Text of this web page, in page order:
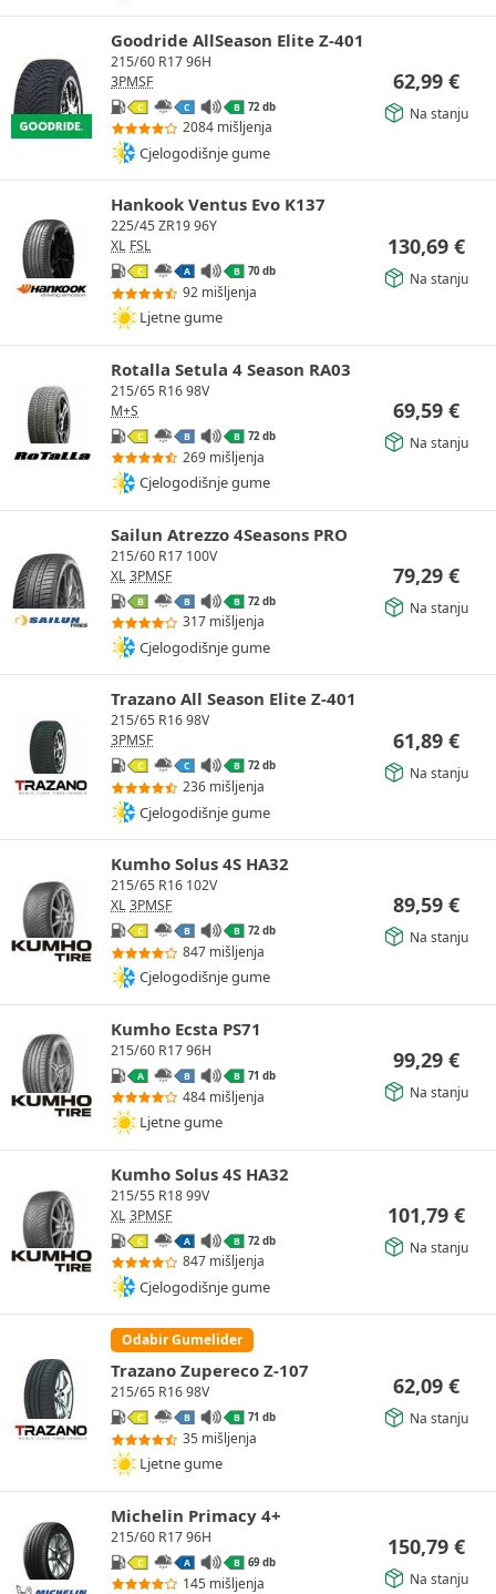
Goodride AllSeason Elite Z-401
215/60 R17 96H
3PMSF
C C B 72 db
2084 mišljenja
Cjelogodišnje gume
62,99 €
Na stanju
Hankook Ventus Evo K137
225/45 ZR19 96Y
XL FSL
C A B 70 db
92 mišljenja
Ljetne gume
130,69 €
Na stanju
Rotalla Setula 4 Season RA03
215/65 R16 98V
M+S
C B B 72 db
269 mišljenja
Cjelogodišnje gume
69,59 €
Na stanju
Sailun Atrezzo 4Seasons PRO
215/60 R17 100V
XL 3PMSF
B B B 72 db
317 mišljenja
Cjelogodišnje gume
79,29 €
Na stanju
Trazano All Season Elite Z-401
215/65 R16 98V
3PMSF
C C B 72 db
236 mišljenja
Cjelogodišnje gume
61,89 €
Na stanju
Kumho Solus 4S HA32
215/65 R16 102V
XL 3PMSF
C B B 72 db
847 mišljenja
Cjelogodišnje gume
89,59 €
Na stanju
Kumho Ecsta PS71
215/60 R17 96H
A B B 71 db
484 mišljenja
Ljetne gume
99,29 €
Na stanju
Kumho Solus 4S HA32
215/55 R18 99V
XL 3PMSF
C A B 72 db
847 mišljenja
Cjelogodišnje gume
101,79 €
Na stanju
Odabir Gumelider
Trazano Zupereco Z-107
215/65 R16 98V
C B B 71 db
35 mišljenja
Ljetne gume
62,09 €
Na stanju
Michelin Primacy 4+
215/60 R17 96H
C A B 69 db
145 mišljenja
150,79 €
Na stanju